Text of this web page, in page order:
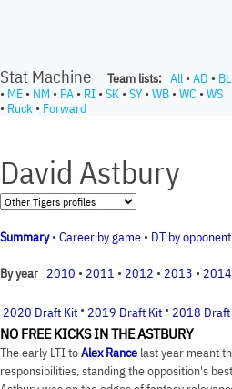
Stat Machine Team lists: All • AD • BL
• ME • NM • PA • RI • SK • SY• WB • WC • WS
• Ruck • Forward